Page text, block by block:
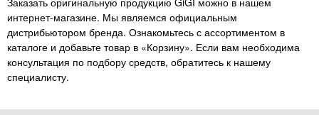
интернет-магазине. Мы являемся официальным
дистрибьютором бренда. Ознакомьтесь с ассортиментом в
каталоге и добавьте товар в «Корзину». Если вам необходима
консультация по подбору средств, обратитесь к нашему
специалисту.